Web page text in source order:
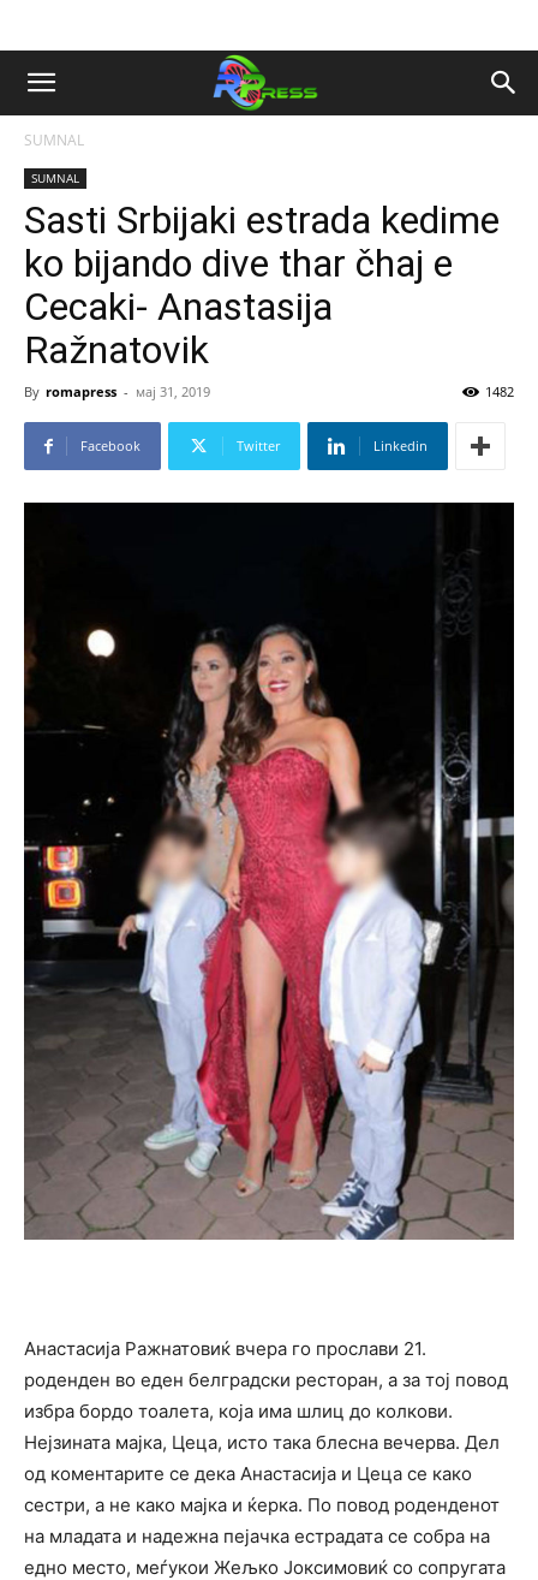
SUMNAL
SUMNAL
Sasti Srbijaki estrada kedime
ko bijando dive thar čhaj e
Cecaki- Anastasija
Ražnatovik
By romapress - мај 31, 2019 1482
Facebook Twitter Linkedin
Анастасија Ражнатовиќ вчера го прослави 21.
роденден во еден белградски ресторан, а за тој повод
избра бордо тоалета, која има шлиц до колкови.
Нејзината мајка, Цеца, исто така блесна вечерва. Дел
од коментарите се дека Анастасија и Цеца се како
сестри, а не како мајка и ќерка. По повод роденденот
на младата и надежна пејачка естрадата се собра на
едно место, меѓукои Жељко Јоксимовиќ со сопругата